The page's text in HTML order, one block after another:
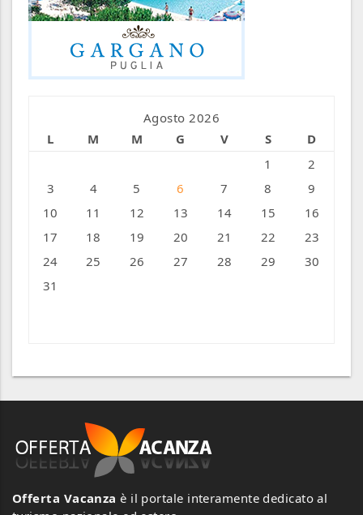
Agosto 2026
L
M M G V S
D
1
2
3
4 5 6 7 8
9
10
11 12 13 14 15
16
17
18 19 20 21 22
23
24
25 26 27 28 29
30
31
Offerta Vacanza è il portale interamente dedicato al